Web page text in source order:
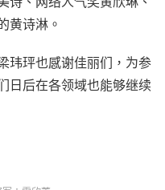
黄诗淋。
玮玶也感谢佳丽们，为参
日后在各领域也能够继续